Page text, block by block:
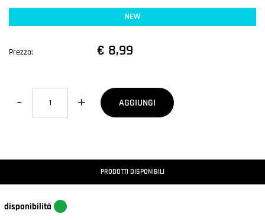
NEW
Prezzo: € 8,99
Quantità
AGGIUNGI
PRODOTTI DISPONIBILI
disponibilità